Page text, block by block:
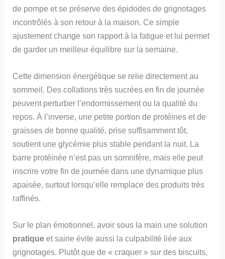
de pompe et se préserve des épidodes de grignotages
incontrôlés à son retour à la maison. Ce simple
ajustement change son rapport à la fatigue et lui permet
de garder un meilleur équilibre sur la semaine.
Cette dimension énergétique se relie directement au
sommeil. Des collations très sucrées en fin de journée
peuvent perturber l’endormissement ou la qualité du
repos. À l’inverse, une petite portion de protéines et de
graisses de bonne qualité, prise suffisamment tôt,
soutient une glycémie plus stable pendant la nuit. La
barre protéinée n’est pas un somnifère, mais elle peut
inscrire votre fin de journée dans une dynamique plus
apaisée, surtout lorsqu’elle remplace des produits très
raffinés.
Sur le plan émotionnel, avoir sous la main une solution
pratique et saine évite aussi la culpabilité liée aux
grignotages. Plutôt que de « craquer » sur des biscuits,